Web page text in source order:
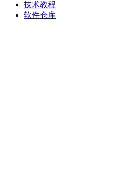
技术教程
软件仓库